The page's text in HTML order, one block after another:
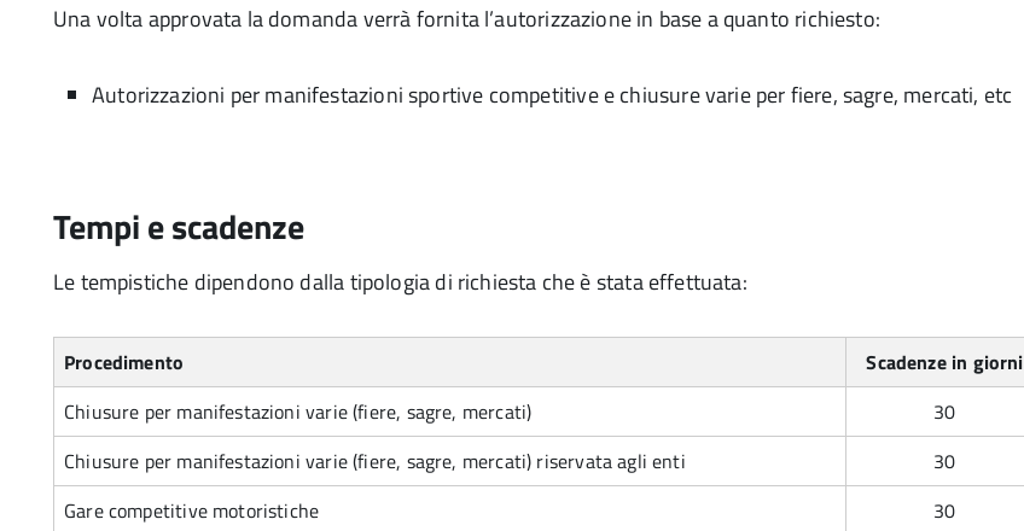
Una volta approvata la domanda verrà fornita l’autorizzazione in base a quanto richiesto:
Autorizzazioni per manifestazioni sportive competitive e chiusure varie per fiere, sagre, mercati, etc
Tempi e scadenze
Le tempistiche dipendono dalla tipologia di richiesta che è stata effettuata:
Procedimento
Scadenze in giorni
Chiusure per manifestazioni varie (fiere, sagre, mercati)
30
Chiusure per manifestazioni varie (fiere, sagre, mercati) riservata agli enti
30
Gare competitive motoristiche
30